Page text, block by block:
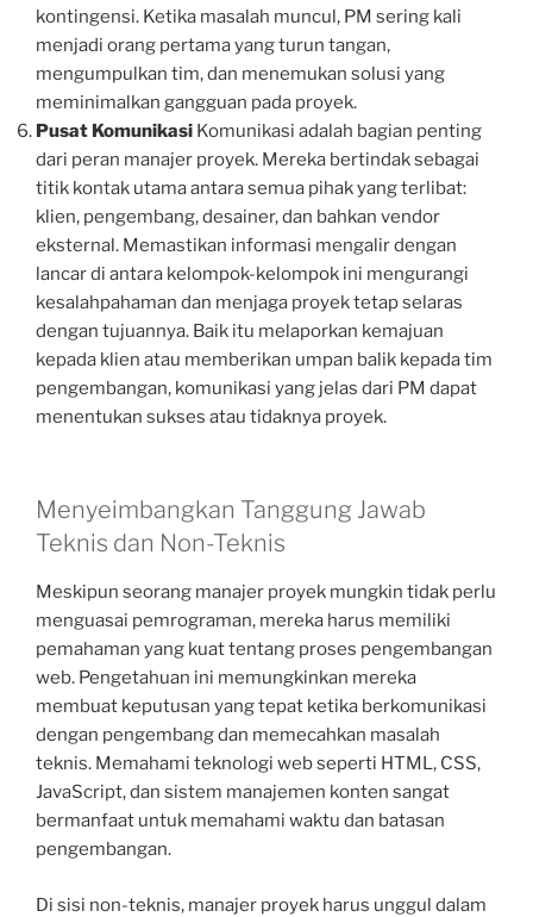
kontingensi. Ketika masalah muncul, PM sering kali
menjadi orang pertama yang turun tangan,
mengumpulkan tim, dan menemukan solusi yang
meminimalkan gangguan pada proyek.
Pusat Komunikasi Komunikasi adalah bagian penting
dari peran manajer proyek. Mereka bertindak sebagai
titik kontak utama antara semua pihak yang terlibat:
klien, pengembang, desainer, dan bahkan vendor
eksternal. Memastikan informasi mengalir dengan
lancar di antara kelompok-kelompok ini mengurangi
kesalahpahaman dan menjaga proyek tetap selaras
dengan tujuannya. Baik itu melaporkan kemajuan
kepada klien atau memberikan umpan balik kepada tim
pengembangan, komunikasi yang jelas dari PM dapat
menentukan sukses atau tidaknya proyek.
Menyeimbangkan Tanggung Jawab
Teknis dan Non-Teknis
Meskipun seorang manajer proyek mungkin tidak perlu
menguasai pemrograman, mereka harus memiliki
pemahaman yang kuat tentang proses pengembangan
web. Pengetahuan ini memungkinkan mereka
membuat keputusan yang tepat ketika berkomunikasi
dengan pengembang dan memecahkan masalah
teknis. Memahami teknologi web seperti HTML, CSS,
JavaScript, dan sistem manajemen konten sangat
bermanfaat untuk memahami waktu dan batasan
pengembangan.
Di sisi non-teknis, manajer proyek harus unggul dalam